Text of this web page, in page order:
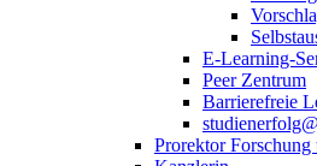
E-Learning-
Peer Zentrum
Barrierefreie
Prorektor